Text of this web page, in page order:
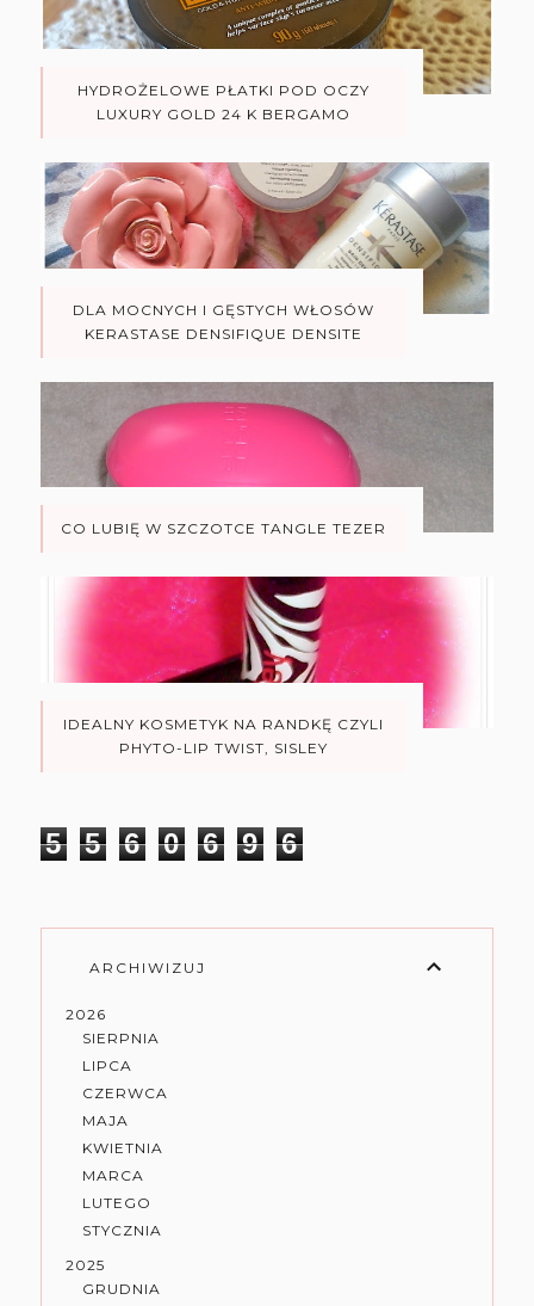
HYDROŻELOWE PŁATKI POD OCZY
LUXURY GOLD 24 K BERGAMO
DLA MOCNYCH I GĘSTYCH WŁOSÓW
KERASTASE DENSIFIQUE DENSITE
CO LUBIĘ W SZCZOTCE TANGLE TEZER
IDEALNY KOSMETYK NA RANDKĘ CZYLI
PHYTO-LIP TWIST, SISLEY
5 5 6 0 6 9 6
ARCHIWIZUJ
2026
SIERPNIA
LIPCA
CZERWCA
MAJA
KWIETNIA
MARCA
LUTEGO
STYCZNIA
2025
GRUDNIA